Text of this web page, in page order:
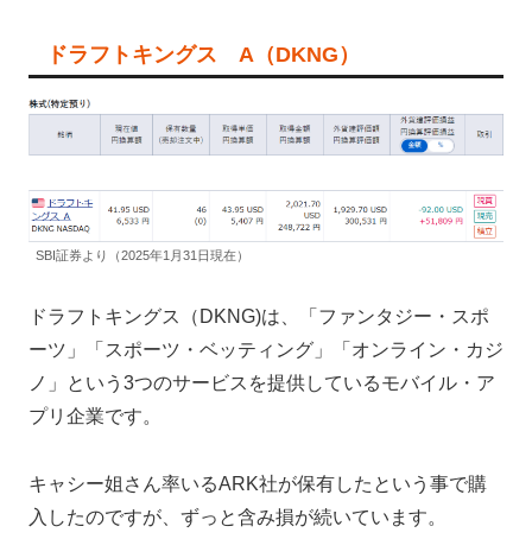
ドラフトキングス A（DKNG）
SBI証券より（2025年1月31日現在）
ドラフトキングス（DKNG)は、「ファンタジー・スポ
ーツ」「スポーツ・ベッティング」「オンライン・カジ
ノ」という3つのサービスを提供しているモバイル・ア
プリ企業です。
キャシー姐さん率いるARK社が保有したという事で購
入したのですが、ずっと含み損が続いています。